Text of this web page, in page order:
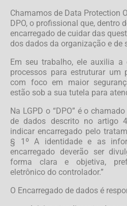
Chamamos de Data Protection
DPO, o profissional que, dentro
encarregado de cuidar das
dos dados da organização e de
Em seu trabalho, ele auxilia a
processos para estruturar um
com foco em maior
estão sob a sua tutela para
Na LGPD o “DPO” é o
de dados descrito no artigo
indicar encarregado pelo
§ 1º A identidade e as
encarregado deverão ser
forma clara e objetiva,
eletrônico do controlador.”
O Encarregado de dados é